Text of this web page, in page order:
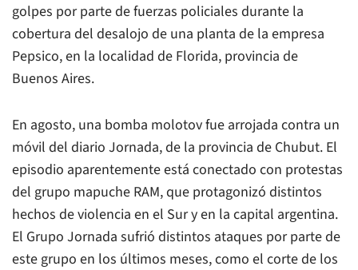
golpes por parte de fuerzas policiales durante la
cobertura del desalojo de una planta de la empresa
Pepsico, en la localidad de Florida, provincia de
Buenos Aires.
En agosto, una bomba molotov fue arrojada contra un
móvil del diario Jornada, de la provincia de Chubut. El
episodio aparentemente está conectado con protestas
del grupo mapuche RAM, que protagonizó distintos
hechos de violencia en el Sur y en la capital argentina.
El Grupo Jornada sufrió distintos ataques por parte de
este grupo en los últimos meses, como el corte de los